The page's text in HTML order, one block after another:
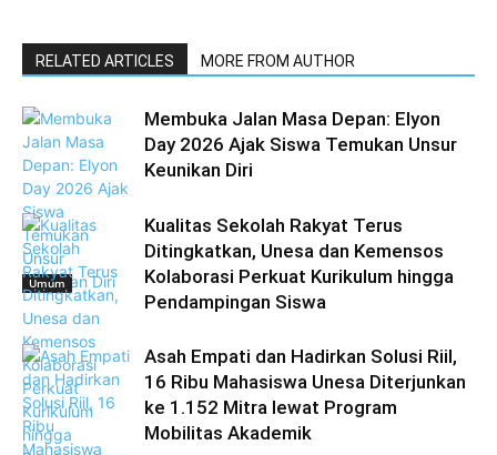
RELATED ARTICLES MORE FROM AUTHOR
Umum
Membuka Jalan Masa Depan: Elyon
Day 2026 Ajak Siswa Temukan Unsur
Keunikan Diri
Kualitas Sekolah Rakyat Terus
Ditingkatkan, Unesa dan Kemensos
Kolaborasi Perkuat Kurikulum hingga
Pendampingan Siswa
Asah Empati dan Hadirkan Solusi Riil,
16 Ribu Mahasiswa Unesa Diterjunkan
ke 1.152 Mitra lewat Program
Mobilitas Akademik